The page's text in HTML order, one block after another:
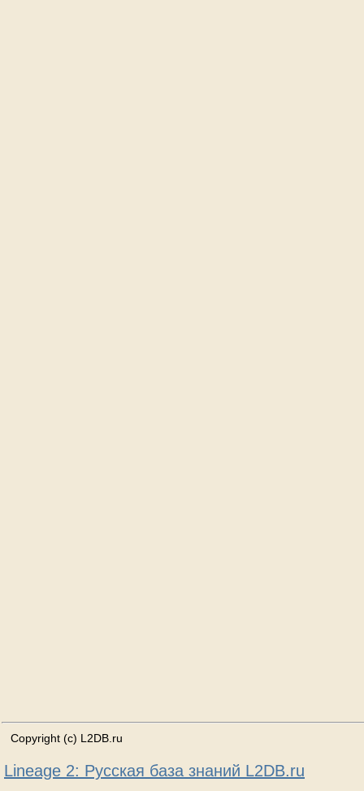
Copyright (c) L2DB.ru
Lineage 2: Русская база знаний L2DB.ru